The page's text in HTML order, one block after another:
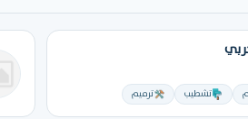
تشطيب ترميم